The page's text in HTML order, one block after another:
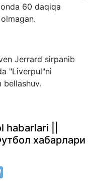
60 daqiqa
Jerrard sirpanib
"Liverpul"ni
habarlari ||
хабарлари